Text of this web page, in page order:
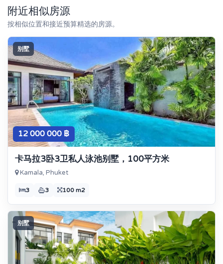
附近相似房源
按相似位置和接近预算精选的房源。
别墅
12 000 000 ฿
卡马拉3卧3卫私人泳池别墅，100平方米
Kamala, Phuket
3 3 100 m2
别墅